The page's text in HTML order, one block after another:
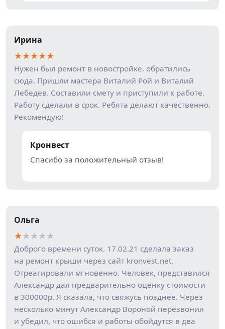
Ирина
★★★★★
Нужен был ремонт в новостройке. обратились
сюда. Пришли мастера Виталий Рой и Виталий
Лебедев. Составили смету и приступили к работе.
Работу сделали в срок. Ребята делают качественно.
Рекомендую!
Кронвест
Спасибо за положительный отзыв!
Ольга
★★★★★
Доброго времени суток. 17.02.21 сделала заказ
на ремонт крыши через сайт kronvest.net.
Отреагировали мгновенно. Человек, представился
Александр дал предварительно оценку стоимости
в 300000р. Я сказала, что свяжусь позднее. Через
несколько минут Александр Вороной перезвонил
и убедил, что ошибся и работы обойдутся в два